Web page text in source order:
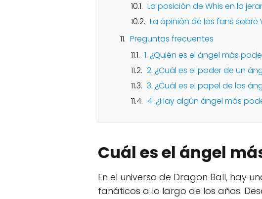
La posición de Whis en la
La opinión de los fans sobre
Preguntas frecuentes
1. ¿Quién es el ángel más
2. ¿Cuál es el poder de un
3. ¿Cuál es el papel de los
4. ¿Hay algún ángel más
Cuál es el ángel
En el universo de Dragon Ball, hay
fanáticos a lo largo de los años.